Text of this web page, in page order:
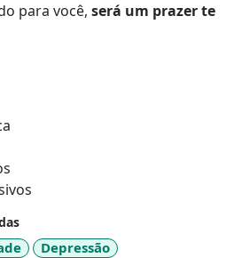
para você, será um prazer te
Depressão